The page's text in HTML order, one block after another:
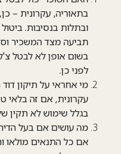
בתאוריה, עקרונית –
ובתלות בנסיבות.
תביעה מצד המשכיר
בשום אופן לא לבטל
לפני כן.
מי אחראי על תיקון
עקרונית, אם זה בלאי
בגלל שימוש לא תקין
מה עושים אם בעל
אם כל התנאים מולאו